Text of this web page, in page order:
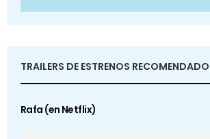
TRAILERS DE ESTRENOS
Rafa (en Netflix)